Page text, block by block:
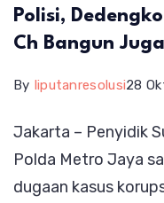
Polisi,
Ch Bangun
By liputanresolusi28
Jakarta – Penyidik
Polda Metro Jaya
dugaan kasus